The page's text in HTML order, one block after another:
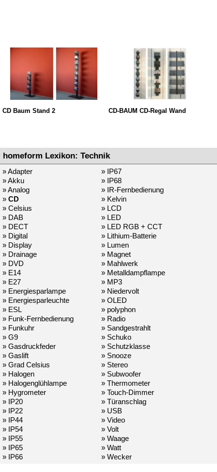
CD Baum Stand 2 CD-BAUM CD-Regal Wand
homeform Lexikon: Technik
» Adapter
» Akku
» Analog
» CD
» Celsius
» DAB
» DECT
» Digital
» Display
» Drainage
» DVD
» E14
» E27
» Energiesparlampe
» Energiesparleuchte
» ESL
» Funk-Fernbedienung
» Funkuhr
» G9
» Gasdruckfeder
» Gaslift
» Grad Celsius
» Halogen
» Halogenglühlampe
» Hygrometer
» IP20
» IP22
» IP44
» IP54
» IP55
» IP65
» IP66
» IP67
» IP68
» IR-Fernbedienung
» Kelvin
» LCD
» LED
» LED RGB + CCT
» Lithium-Batterie
» Lumen
» Magnet
» Mahlwerk
» Metalldampflampe
» MP3
» Niedervolt
» OLED
» polyphon
» Radio
» Sandgestrahlt
» Schuko
» Schutzklasse
» Snooze
» Stereo
» Subwoofer
» Thermometer
» Touch-Dimmer
» Türanschlag
» USB
» Video
» Volt
» Waage
» Watt
» Wecker